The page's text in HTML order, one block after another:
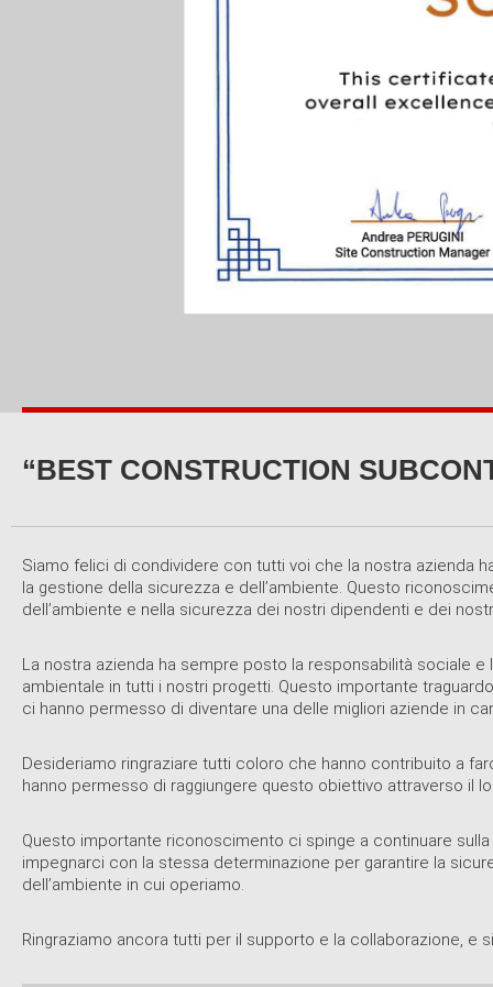
“BEST CONSTRUCTION
Siamo felici di condividere con tutti voi che la nostra azienda
la gestione della sicurezza e dell’ambiente. Questo
dell’ambiente e nella sicurezza dei nostri dipendenti e dei
La nostra azienda ha sempre posto la responsabilità sociale
ambientale in tutti i nostri progetti. Questo importante
ci hanno permesso di diventare una delle migliori aziende in
Desideriamo ringraziare tutti coloro che hanno contribuito a
hanno permesso di raggiungere questo obiettivo attraverso il
Questo importante riconoscimento ci spinge a continuare
impegnarci con la stessa determinazione per garantire la
dell’ambiente in cui operiamo.
Ringraziamo ancora tutti per il supporto e la collaborazione,